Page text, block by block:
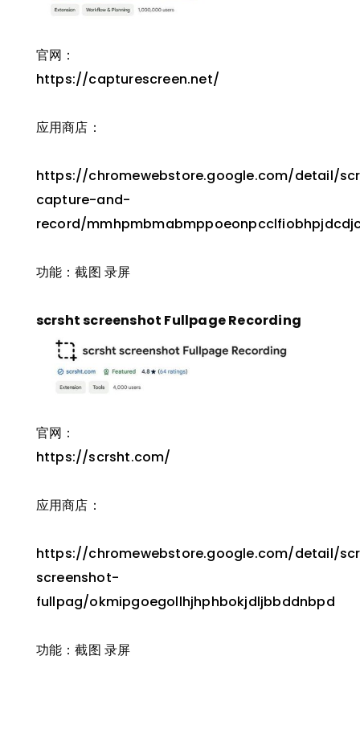
官网：
https://capturescreen.net/
应用商店：
https://chromewebstore.google.com/detail/
capture-and-
record/
功能：截图 录屏
scrsht screenshot Fullpage Recording
官网：
https://scrsht.com/
应用商店：
https://chromewebstore.google.com/detail/
screenshot-
fullpag/okmipgoegollhjhphbokjdljbbddnbpd
功能：截图 录屏